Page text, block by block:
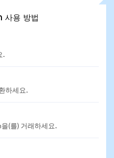
용 방법
.
하세요.
(를) 거래하세요.